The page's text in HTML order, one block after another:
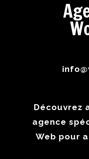
Découvrez
agence
Web pour